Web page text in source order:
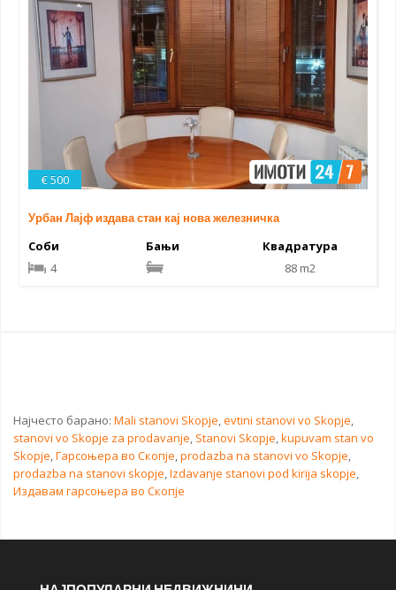
€ 500
Урбан Лајф издава стан кај нова железничка
Соби
4
Бањи
Квадратура
88 m2
Најчесто барано: Mali stanovi Skopje,evtini stanovi vo Skopje,
stanovi vo Skopje za prodavanje, Stanovi Skopje,kupuvam stan vo
Skopje,Гарсоњера во Скопје,prodazba na stanovi vo Skopje,
prodazba na stanovi skopje,Izdavanje stanovi pod kirija skopje,
Издавам гарсоњера во Скопје